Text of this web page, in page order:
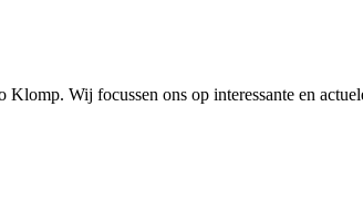
Wij focussen ons op interessante en